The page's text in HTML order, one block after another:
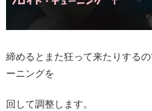
締めるとまた狂って来たりする
ーニングを
回して調整します。